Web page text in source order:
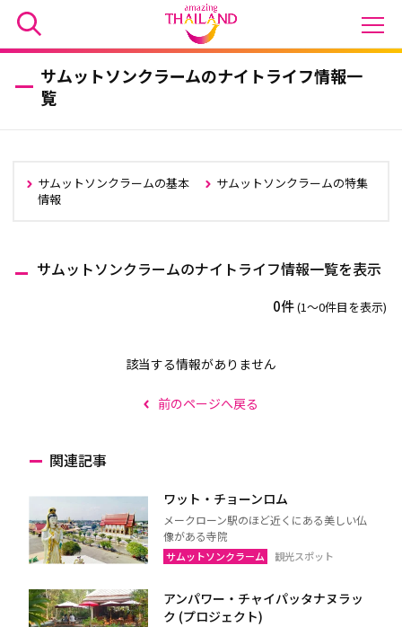
サムットソンクラームのナイトライフ情報一
覧
サムットソンクラームの基本
情報
サムットソンクラームの特集
サムットソンクラームのナイトライフ情報一覧を表示
0件(1〜0件目を表示)
該当する情報がありません
前のページへ戻る
関連記事
ワット・チョーンロム
メークローン駅のほど近くにある美しい仏
像がある寺院
サムットソンクラーム 観光スポット
アンパワー・チャイパッタナヌラッ
ク (プロジェクト)